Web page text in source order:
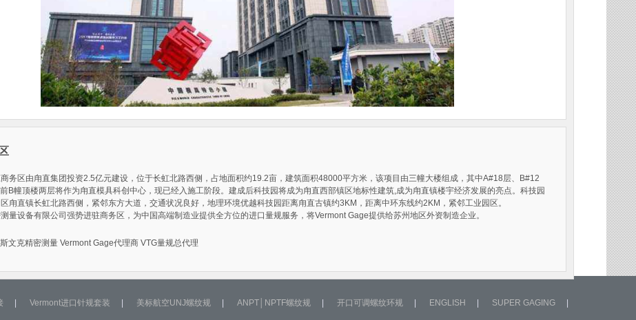
务区由甪直集团投资2.5亿元建设，位于长虹北路西侧，占地面积约19.2亩，建筑面积48000平方米，该项目由三幢大楼组成，其中A#18层、B#12
B幢顶楼两层将作为甪直模具科创中心，现已经入施工阶段。建成后科技园将成为甪直西部镇区地标性建筑,成为甪直镇楼宇经济发展的亮点。科技园
甪直镇长虹北路西侧，紧邻东方大道，交通状况良好，地理环境优越科技园距离甪直古镇约3KM，距离中环东线约2KM，紧邻工业园区。
量设备有限公司强势进驻商务区，为中国高端制造业提供全方位的进口量规服务，将Vermont Gage提供给苏州地区外资制造企业。
文克精密测量 Vermont Gage代理商 VTG量规总代理
Vermont进口针规套装 美标航空UNJ螺纹规 ANPT│NPTF螺纹规 开口可调螺纹环规 ENGLISH SUPER GAGING